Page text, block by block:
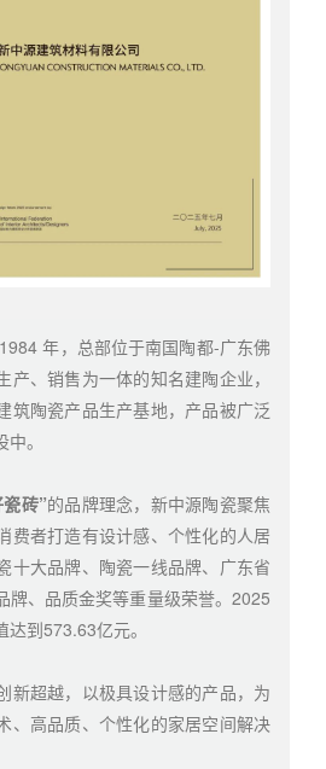
年，总部位于南国陶都-广东佛
产、销售为一体的知名建陶企业，
筑陶瓷产品生产基地，产品被广泛
。
砖”的品牌理念，新中源陶瓷聚焦
费者打造有设计感、个性化的人居
十大品牌、陶瓷一线品牌、广东省
牌、品质金奖等重量级荣誉。2025
到573.63亿元。
新超越，以极具设计感的产品，为
、高品质、个性化的家居空间解决